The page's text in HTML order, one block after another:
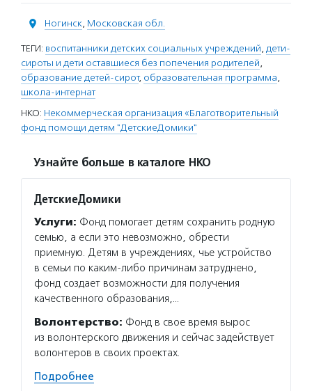
Ногинск, Московская обл.
ТЕГИ: воспитанники детских социальных учреждений, дети-
сироты и дети оставшиеся без попечения родителей,
образование детей-сирот, образовательная программа,
школа-интернат
НКО: Некоммерческая организация «Благотворительный
фонд помощи детям "ДетскиеДомики"
Узнайте больше в каталоге НКО
ДетскиеДомики
Услуги: Фонд помогает детям сохранить родную
семью, а если это невозможно, обрести
приемную. Детям в учреждениях, чье устройство
в семьи по каким-либо причинам затруднено,
фонд создает возможности для получения
качественного образования,…
Волонтерство: Фонд в свое время вырос
из волонтерского движения и сейчас задействует
волонтеров в своих проектах.
Подробнее